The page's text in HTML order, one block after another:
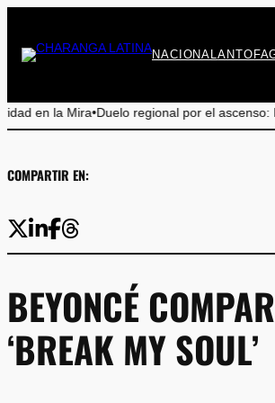
contenido
NACIONAL
Duelo regional por el ascenso: Deportes
COMPARTIR EN:
BEYONCÉ
‘BREAK MY SOUL’